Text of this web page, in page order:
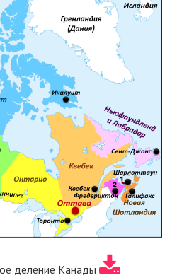
деление Канады